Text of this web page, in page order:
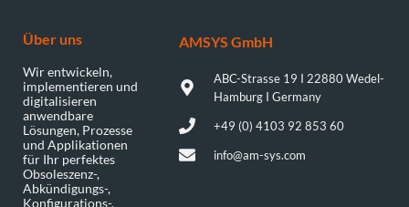
Über uns
Wir entwickeln,
implementieren und
digitalisieren
anwendbare
Lösungen, Prozesse
und Applikationen
für Ihr perfektes
Obsoleszenz-,
Abkündigungs-,
Konfigurations-,
AMSYS GmbH​
ABC-Strasse 19 I 22880 Wedel-
Hamburg I Germany
+49 (0) 4103 92 853 60
info@am-sys.com